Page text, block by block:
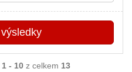
výsledky
1 - 10 z celkem 13